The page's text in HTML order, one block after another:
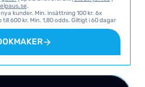
.
kunder. Min. insättning 100 kr. 6x
600 kr. Min. 1,80 odds. Giltigt i 60 dagar
uppfylls.